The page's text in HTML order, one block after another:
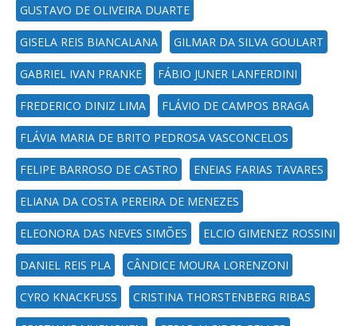
GUSTAVO DE OLIVEIRA DUARTE
GISELA REIS BIANCALANA GILMAR DA SILVA GOULART
GABRIEL IVAN PRANKE FÁBIO JUNER LANFERDINI
FREDERICO DINIZ LIMA FLÁVIO DE CAMPOS BRAGA
FLÁVIA MARIA DE BRITO PEDROSA VASCONCELOS
FELIPE BARROSO DE CASTRO ENEIAS FARIAS TAVARES
ELIANA DA COSTA PEREIRA DE MENEZES
ELEONORA DAS NEVES SIMÕES ELCIO GIMENEZ ROSSINI
DANIEL REIS PLA CÂNDICE MOURA LORENZONI
CYRO KNACKFUSS CRISTINA THORSTENBERG RIBAS